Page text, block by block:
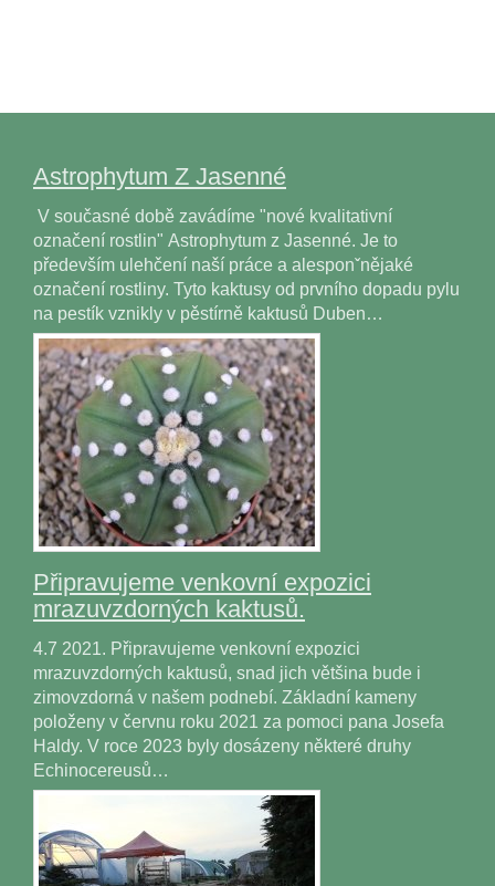
Astrophytum Z Jasenné
V současné době zavádíme "nové kvalitativní
označení rostlin" Astrophytum z Jasenné. Je to
především ulehčení naší práce a alesponˇnějaké
označení rostliny. Tyto kaktusy od prvního dopadu pylu
na pestík vznikly v pěstírně kaktusů Duben…
Připravujeme venkovní expozici
mrazuvzdorných kaktusů.
4.7 2021. Připravujeme venkovní expozici
mrazuvzdorných kaktusů, snad jich většina bude i
zimovzdorná v našem podnebí. Základní kameny
položeny v červnu roku 2021 za pomoci pana Josefa
Haldy. V roce 2023 byly dosázeny některé druhy
Echinocereusů…